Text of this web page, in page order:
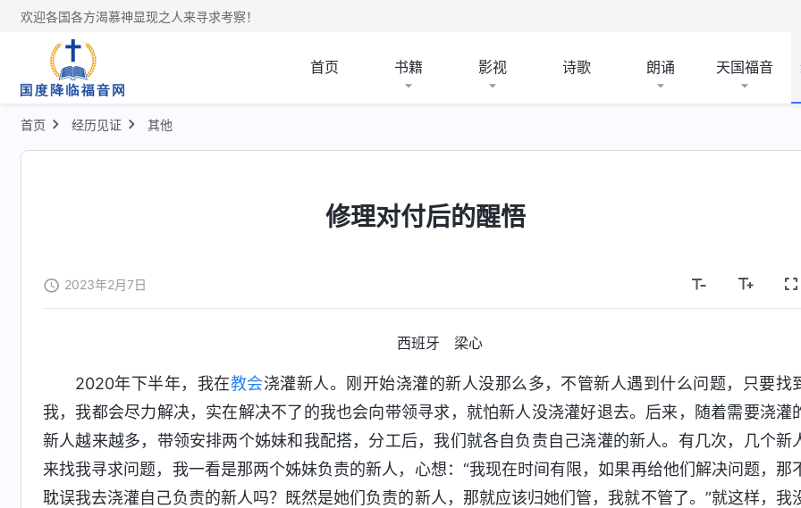
欢迎各国各方渴慕神显现之人来寻求考察！
首页 书籍 影视 诗歌 朗诵 天国福音
首页 经历见证 其他
修理对付后的醒悟
2023年2月7日
西班牙 梁心
2020年下半年，我在教会浇灌新人。刚开始浇灌的新人没那么多，不管新人遇到什么问题，只要找
我，我都会尽力解决，实在解决不了的我也会向带领寻求，就怕新人没浇灌好退去。后来，随着需要浇灌
新人越来越多，带领安排两个姊妹和我配搭，分工后，我们就各自负责自己浇灌的新人。有几次，几个新
来找我寻求问题，我一看是那两个姊妹负责的新人，心想：“我现在时间有限，如果再给他们解决问题，那
耽误我去浇灌自己负责的新人吗？既然是她们负责的新人，那就应该归她们管，我就不管了。”就这样，我